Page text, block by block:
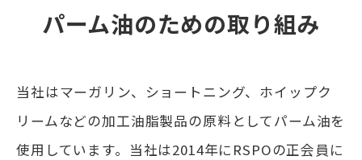
パーム油のための取り組み
当社はマーガリン、ショートニング、ホイップク
リームなどの加工油脂製品の原料としてパーム油を
使用しています。当社は2014年にRSPOの正会員に